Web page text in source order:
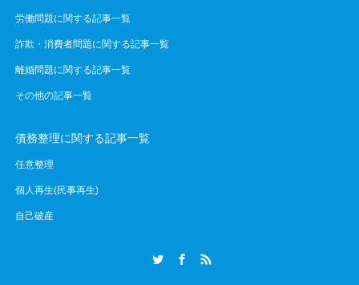
労働問題に関する記事一覧
詐欺・消費者問題に関する記事一覧
離婚問題に関する記事一覧
その他の記事一覧
債務整理に関する記事一覧
任意整理
個人再生(民事再生)
自己破産